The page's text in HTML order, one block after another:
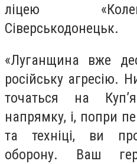
ліцею
Сіверськодонецьк.
«Луганщина вже
російську агресію.
точаться на
напрямку, і, попри
та техніці, ви
оборону. Ваш